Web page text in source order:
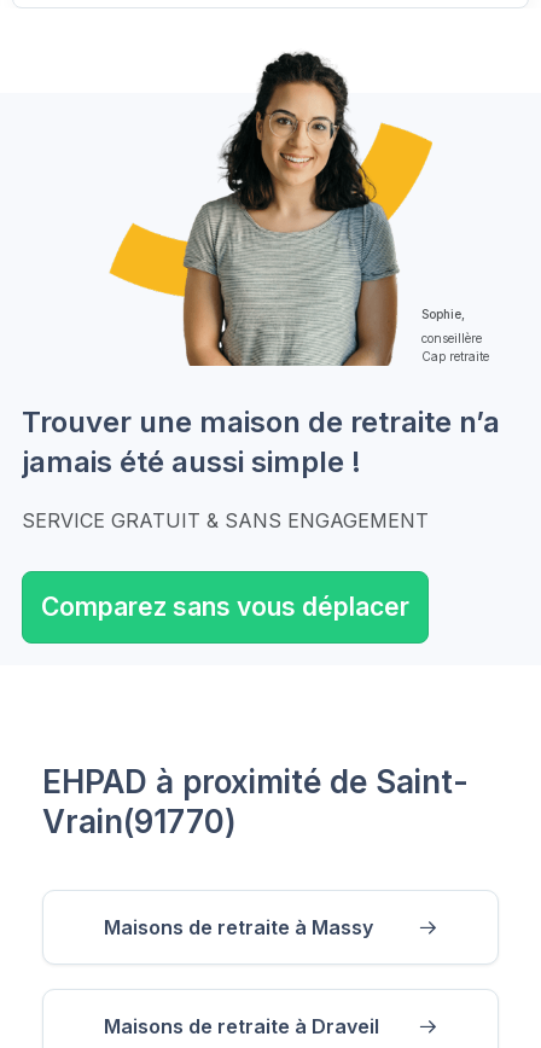
Sophie,
conseillère
Cap retraite
Trouver une maison de retraite n’a
jamais été aussi simple !
SERVICE GRATUIT & SANS ENGAGEMENT
Comparez sans vous déplacer
EHPAD à proximité de Saint-
Vrain(91770)
Maisons de retraite à Massy
Maisons de retraite à Draveil